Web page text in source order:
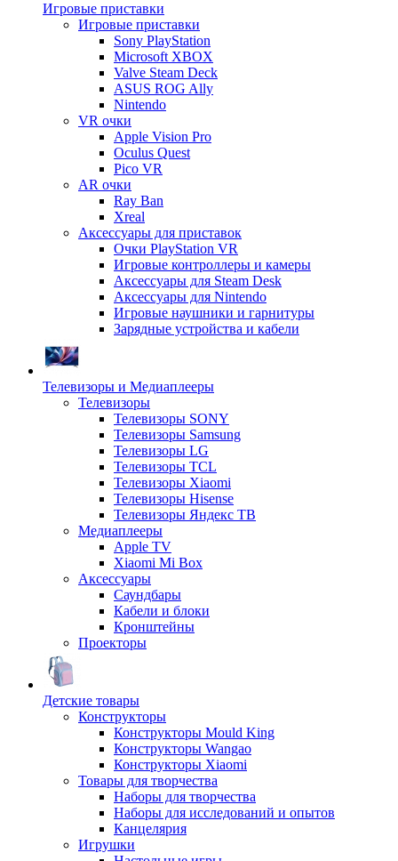
Игровые приставки
Игровые приставки
Sony PlayStation
Microsoft XBOX
Valve Steam Deck
ASUS ROG Ally
Nintendo
VR очки
Apple Vision Pro
Oculus Quest
Pico VR
AR очки
Ray Ban
Xreal
Аксессуары для приставок
Очки PlayStation VR
Игровые контроллеры и камеры
Аксессуары для Steam Desk
Аксессуары для Nintendo
Игровые наушники и гарнитуры
Зарядные устройства и кабели
Телевизоры и Медиаплееры
Телевизоры
Телевизоры SONY
Телевизоры Samsung
Телевизоры LG
Телевизоры TCL
Телевизоры Xiaomi
Телевизоры Hisense
Телевизоры Яндекс ТВ
Медиаплееры
Apple TV
Xiaomi Mi Box
Аксессуары
Саундбары
Кабели и блоки
Кронштейны
Проекторы
Детские товары
Конструкторы
Конструкторы Mould King
Конструкторы Wangao
Конструкторы Xiaomi
Товары для творчества
Наборы для творчества
Наборы для исследований и опытов
Канцелярия
Игрушки